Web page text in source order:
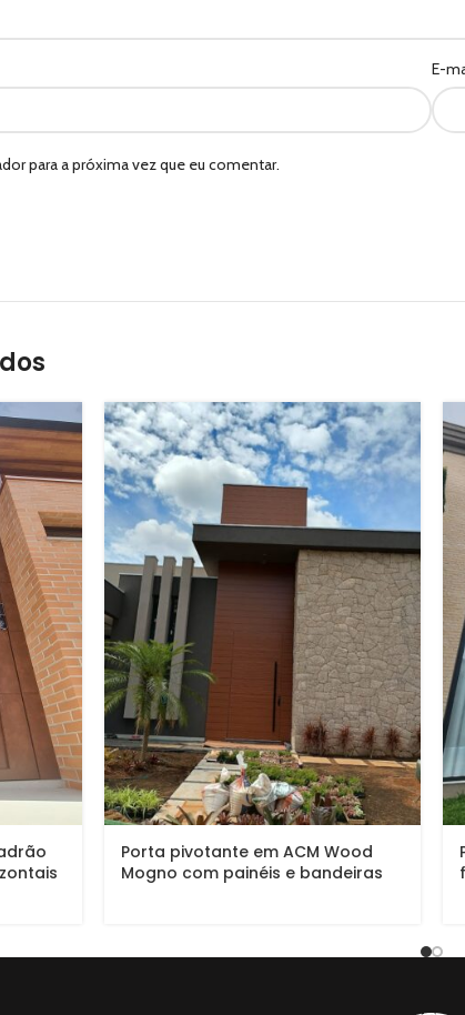
E-
para a próxima vez que eu comentar.
Porta pivotante em ACM Wood
Mogno com painéis e bandeiras